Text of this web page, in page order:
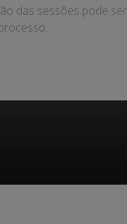
das sessões pode